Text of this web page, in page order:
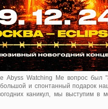
Abyss Watching Me вопрос был
и спонтанный подарок
каникул, мы выступим в